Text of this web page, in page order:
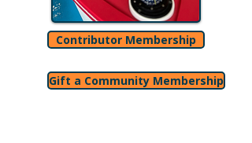
Contributor Membership
Gift a Community Membership